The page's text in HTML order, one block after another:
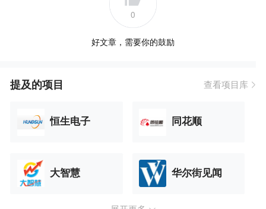
0
好文章，需要你的鼓励
提及的项目 查看项目库
恒生电子 同花顺
大智慧 华尔街见闻